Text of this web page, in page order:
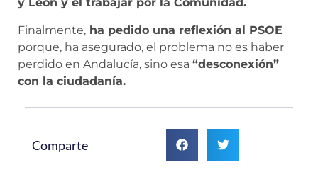
y León y el trabajar por la Comunidad.
Finalmente, ha pedido una reflexión al PSOE
porque, ha asegurado, el problema no es haber
perdido en Andalucía, sino esa “desconexión”
con la ciudadanía.
Comparte